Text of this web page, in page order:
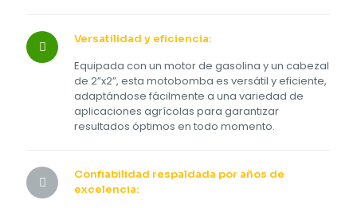
Versatilidad y eficiencia:
Equipada con un motor de gasolina y un cabezal
de 2”x2”, esta motobomba es versátil y eficiente,
adaptándose fácilmente a una variedad de
aplicaciones agrícolas para garantizar
resultados óptimos en todo momento.
Confiabilidad respaldada por años de
excelencia: